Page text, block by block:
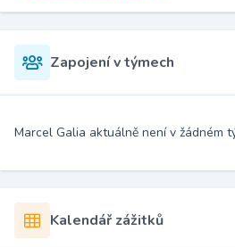
Zapojení v týmech
Marcel Galia aktuálně není v žádném
Kalendář zážitků